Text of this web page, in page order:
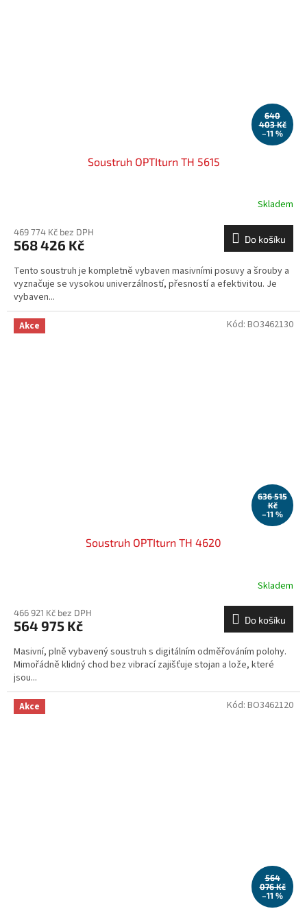
640
403 Kč
–11 %
Soustruh OPTIturn TH 5615
Skladem
469 774 Kč bez DPH
568 426 Kč Do košíku
Tento soustruh je kompletně vybaven masivními posuvy a šrouby a
vyznačuje se vysokou univerzálností, přesností a efektivitou. Je
vybaven...
Akce
636 515
Kč
–11 %
Soustruh OPTIturn TH 4620
Skladem
466 921 Kč bez DPH
564 975 Kč Do košíku
Masivní, plně vybavený soustruh s digitálním odměřováním polohy.
Mimořádně klidný chod bez vibrací zajišťuje stojan a lože, které
jsou...
Kód: BO3462130
Akce
564
076 Kč
–11 %
Kód: BO3462120